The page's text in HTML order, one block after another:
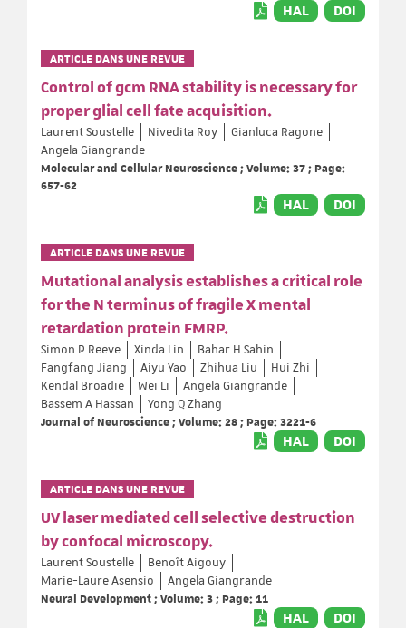
HAL DOI
ARTICLE DANS UNE REVUE
Control of gcm RNA stability is necessary for
proper glial cell fate acquisition.
Laurent Soustelle Nivedita Roy
Gianluca Ragone
Angela Giangrande
Molecular and Cellular Neuroscience ; Volume: 37 ; Page:
657-62
HAL DOI
ARTICLE DANS UNE REVUE
Mutational analysis establishes a critical role
for the N terminus of fragile X mental
retardation protein FMRP.
Simon P Reeve Xinda Lin
Bahar H Sahin
Fangfang Jiang
Aiyu Yao Zhihua Liu
Hui Zhi
Kendal Broadie
Wei Li
Angela Giangrande
Bassem A Hassan
Yong Q Zhang
Journal of Neuroscience ; Volume: 28 ; Page: 3221-6
HAL DOI
ARTICLE DANS UNE REVUE
UV laser mediated cell selective destruction
by confocal microscopy.
Laurent Soustelle
Benoît Aigouy
Marie-Laure Asensio
Angela Giangrande
Neural Development ; Volume: 3 ; Page: 11
HAL DOI